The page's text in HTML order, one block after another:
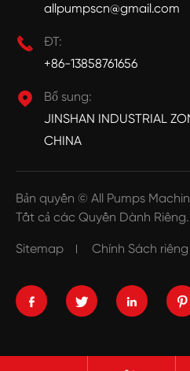
allpumpscn@gmail.com

ĐT:
+86-13858761656

Bổ sung:
JINSHAN INDUSTRIAL
CHINA
Bản quyền © All Pumps
Tất cả các Quyền Dành Riêng.
Sitemap Chính Sách
   